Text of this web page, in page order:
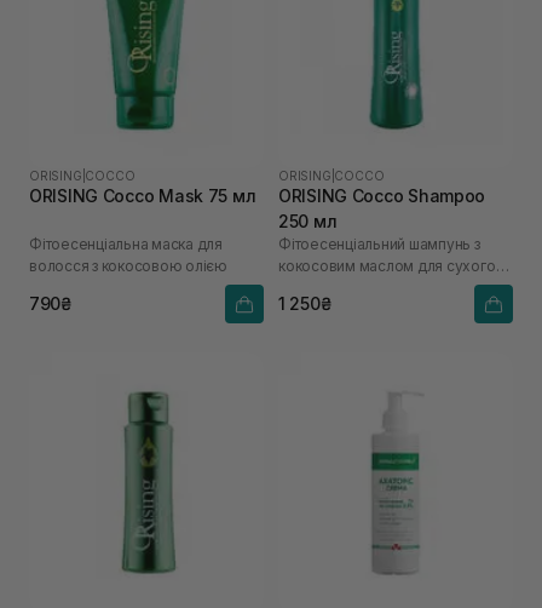
ORISING COCCO
ORISING Cocco Mask 75 мл
Фітоесенціальна маска для
волосся з кокосовою олією
790₴
ORISING COCCO
ORISING Cocco Shampoo
250 мл
Фітоесенціальний шампунь з
кокосовим маслом для сухого
1 250₴